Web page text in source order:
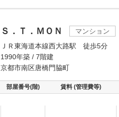
Ｓ．Ｔ．ＭＯＮ
マンション
ＪＲ東海道本線西大路駅 徒歩5分
1990年築 / 7階建
京都市南区唐橋門脇町
部屋番号(階) 賃料 (管理費等)